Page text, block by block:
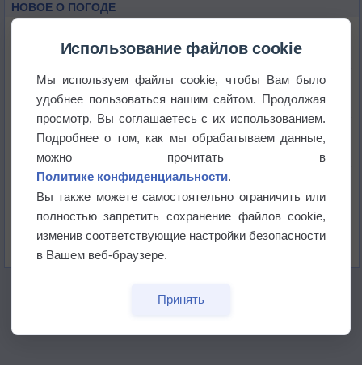
НОВОЕ О ПОГОДЕ
историю
В Центральной России наступают самые жаркие
дни этого лета
Дневная температура воздуха в ОАЭ превысила
+51°
Европейские столицы бьют рекорды жары
не выпадал дождь
Использование файлов cookie
Мы используем файлы cookie, чтобы Вам было
удобнее пользоваться нашим сайтом. Продолжая
просмотр, Вы соглашаетесь с их использованием.
Подробнее о том, как мы обрабатываем данные,
можно прочитать в
Политике конфиденциальности.
Вы также можете самостоятельно ограничить или
полностью запретить сохранение файлов cookie,
изменив соответствующие настройки безопасности
в Вашем веб-браузере.
Принять